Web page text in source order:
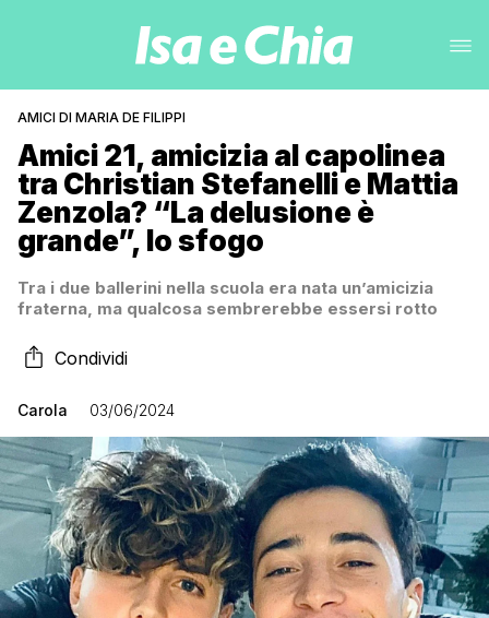
AMICI DI MARIA DE FILIPPI
Amici 21, amicizia al capolinea
tra Christian Stefanelli e Mattia
Zenzola? “La delusione è
grande”, lo sfogo
Tra i due ballerini nella scuola era nata un’amicizia
fraterna, ma qualcosa sembrerebbe essersi rotto
Condividi
Carola 03/06/2024